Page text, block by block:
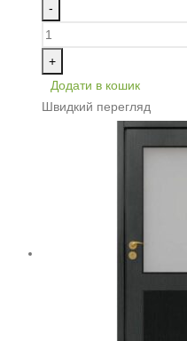
-
+
Додати в кошик
Швидкий перегляд